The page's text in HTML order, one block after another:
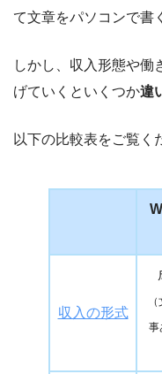
て文章をパソコンで書
しかし、収入形態や働
げていくといくつか違
以下の比較表をご覧く
収入の形式
事